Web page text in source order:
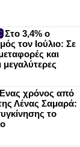
Στο 3,4% ο
τον Ιούλιο: Σε
και
μεγαλύτερες
χρόνος από
Λένας Σαμαρά:
το